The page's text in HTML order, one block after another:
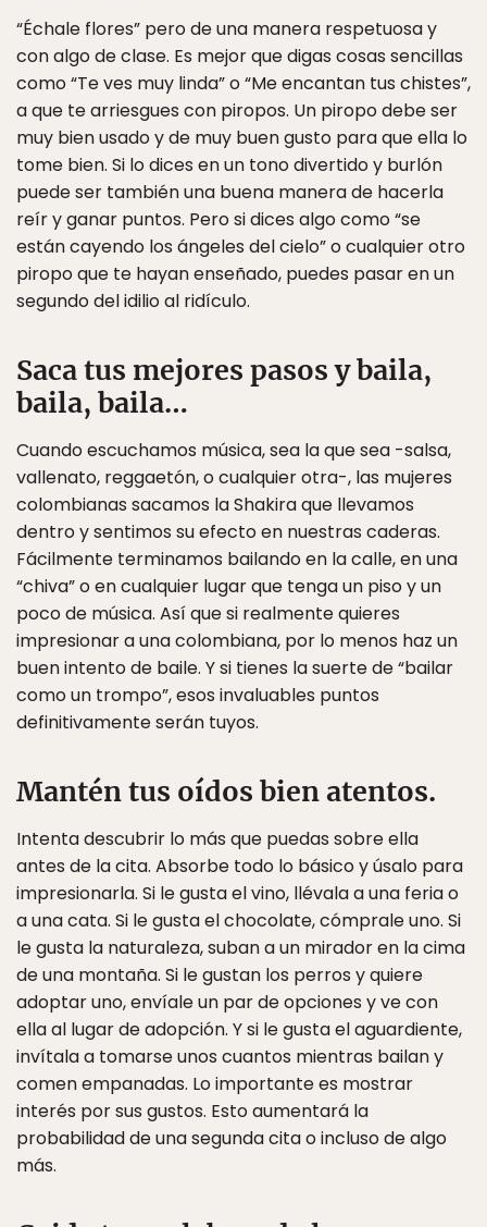
“Échale flores” pero de una manera respetuosa y
con algo de clase. Es mejor que digas cosas sencillas
como “Te ves muy linda” o “Me encantan tus chistes”,
a que te arriesgues con piropos. Un piropo debe ser
muy bien usado y de muy buen gusto para que ella lo
tome bien. Si lo dices en un tono divertido y burlón
puede ser también una buena manera de hacerla
reír y ganar puntos. Pero si dices algo como “se
están cayendo los ángeles del cielo” o cualquier otro
piropo que te hayan enseñado, puedes pasar en un
segundo del idilio al ridículo.
Saca tus mejores pasos y baila,
baila, baila…
Cuando escuchamos música, sea la que sea -salsa,
vallenato, reggaetón, o cualquier otra-, las mujeres
colombianas sacamos la Shakira que llevamos
dentro y sentimos su efecto en nuestras caderas.
Fácilmente terminamos bailando en la calle, en una
“chiva” o en cualquier lugar que tenga un piso y un
poco de música. Así que si realmente quieres
impresionar a una colombiana, por lo menos haz un
buen intento de baile. Y si tienes la suerte de “bailar
como un trompo”, esos invaluables puntos
definitivamente serán tuyos.
Mantén tus oídos bien atentos.
Intenta descubrir lo más que puedas sobre ella
antes de la cita. Absorbe todo lo básico y úsalo para
impresionarla. Si le gusta el vino, llévala a una feria o
a una cata. Si le gusta el chocolate, cómprale uno. Si
le gusta la naturaleza, suban a un mirador en la cima
de una montaña. Si le gustan los perros y quiere
adoptar uno, envíale un par de opciones y ve con
ella al lugar de adopción. Y si le gusta el aguardiente,
invítala a tomarse unos cuantos mientras bailan y
comen empanadas. Lo importante es mostrar
interés por sus gustos. Esto aumentará la
probabilidad de una segunda cita o incluso de algo
más.